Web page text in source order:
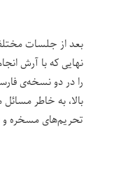
بعد از جلسات
نهایی که با آرش
را در دو نسخه‌ی
بالا، به خاطر
تحریم‌های مسخره و